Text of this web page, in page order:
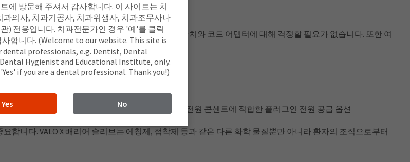
하십시오. 그러면 배터리 및/또는 추가 전원 공급 장치와 코드 어댑터에 대해 걱정할 필요가 없습니다. 또한 여
.
터 및 VALO X 배터리 충전기와 호환되는 100 ~ 240V 전원 콘센트에 적합한 플러그인 전원 공급 옵션
리를 충전하거나 교체할 필요가 없습니다
합니다. VALO X 배리어 슬리브는 에칭제, 접착제 등과 같은 다른 화학 물질뿐만 아니라 환자의 조직으로부터
에 방문해 주셔서 감사합니다. 이 사이트는 치
과의사, 치과기공사, 치과위생사, 치과조무사나
) 전용입니다. 치과전문가인 경우 '예'를 클릭
합니다. (Welcome to our website. This site is
dental professionals, e.g. Dentist, Dental
Hygienist and Educational Institute, only.
if you are a dental professional. Thank you!)
Yes No